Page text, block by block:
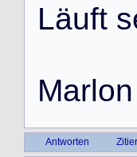
Läuft s
Marlon
Antworten